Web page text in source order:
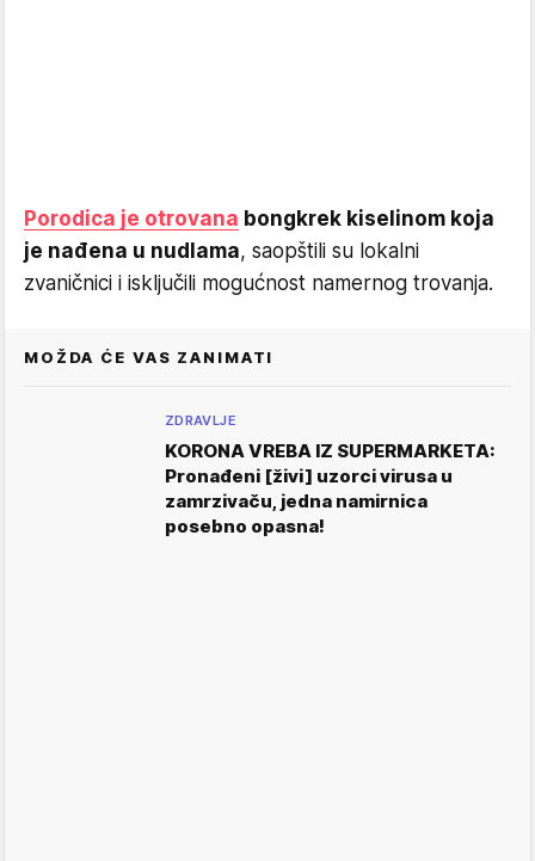
Porodica je otrovana bongkrek kiselinom koja
je nađena u nudlama, saopštili su lokalni
zvaničnici i isključili mogućnost namernog trovanja.
MOŽDA ĆE VAS ZANIMATI
ZDRAVLJE
KORONA VREBA IZ SUPERMARKETA:
Pronađeni [živi] uzorci virusa u
zamrzivaču, jedna namirnica
posebno opasna!